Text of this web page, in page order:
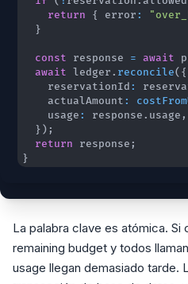
return
{ error:
}
const response = await
await ledger. reconcile( {
    reservationId
:
    actualAmount
:
    usage
: response. usage,
});
return response;
}
La palabra clave es atómica.
remaining budget y todos
usage llegan demasiado tarde.